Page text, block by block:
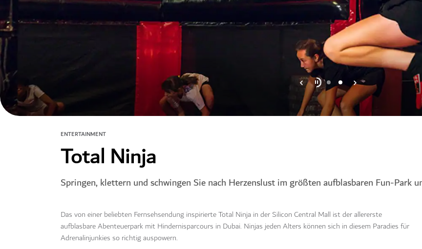
ENTERTAINMENT
Total Ninja
Springen, klettern und schwingen Sie nach Herzenslust im größten aufblasbaren Fun-Park
Das von einer beliebten Fernsehsendung inspirierte Total Ninja in der Silicon Central Mall ist der allererste
aufblasbare Abenteuerpark mit Hindernisparcours in Dubai. Ninjas jeden Alters können sich in diesem Paradies für
Adrenalinjunkies so richtig auspowern.